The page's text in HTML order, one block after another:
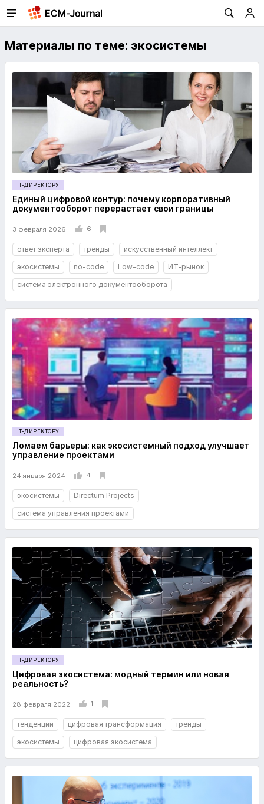
Материалы по теме: экосистемы
IT-ДИРЕКТОРУ
Единый цифровой контур: почему корпоративный
документооборот перерастает свои границы
3 февраля 2026 6
ответ эксперта тренды
искусственный интеллект
экосистемы
no-code Low-code
ИТ-рынок
система электронного документооборота
IT-ДИРЕКТОРУ
Ломаем барьеры: как экосистемный подход улучшает
управление проектами
24 января 2024 4
экосистемы
Directum Projects
система управления проектами
IT-ДИРЕКТОРУ
Цифровая экосистема: модный термин или новая
реальность?
28 февраля 2022 1
тенденции цифровая трансформация
тренды
экосистемы
цифровая экосистема